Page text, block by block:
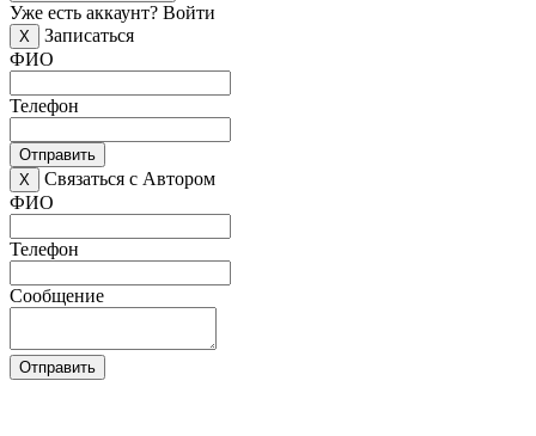
Уже есть аккаунт? Войти
X
Записаться
ФИО
Телефон
Отправить
X
Связаться с Автором
ФИО
Телефон
Сообщение
Отправить